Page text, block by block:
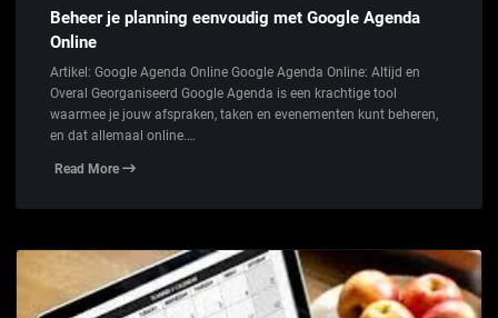
Beheer je planning eenvoudig met Google Agenda
Online
Artikel: Google Agenda Online Google Agenda Online: Altijd en
Overal Georganiseerd Google Agenda is een krachtige tool
waarmee je jouw afspraken, taken en evenementen kunt beheren,
en dat allemaal online.…
Read More